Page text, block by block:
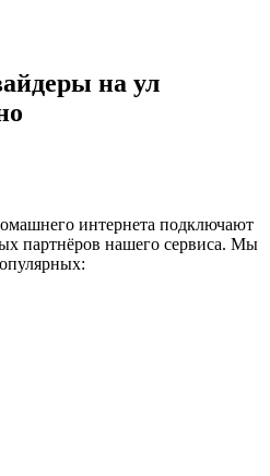
на ул
интернета подключают
партнёров нашего сервиса. Мы